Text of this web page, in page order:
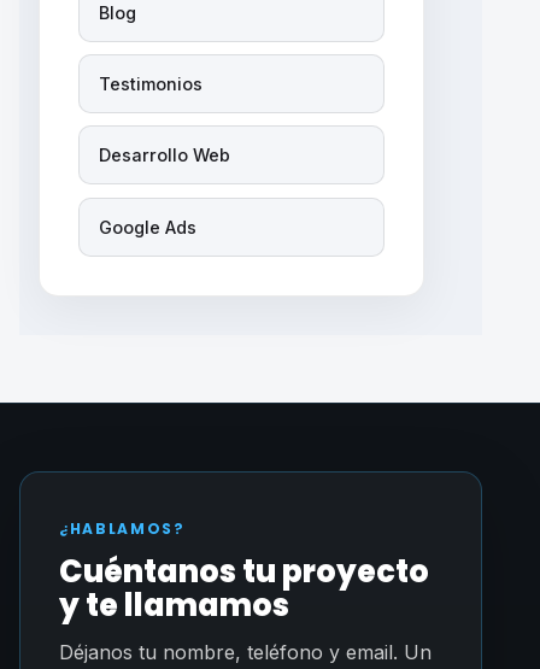
Blog
Testimonios
Desarrollo Web
Google Ads
¿HABLAMOS?
Cuéntanos tu proyecto
y te llamamos
Déjanos tu nombre, teléfono y email. Un